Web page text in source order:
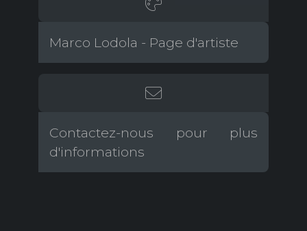
Marco Lodola - Page d'artiste
Contactez-nous pour plus
d'informations